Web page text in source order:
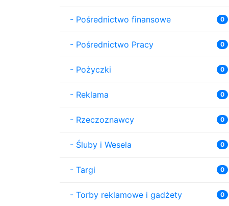
- Pośrednictwo finansowe 0
- Pośrednictwo Pracy 0
- Pożyczki 0
- Reklama 0
- Rzeczoznawcy 0
- Śluby i Wesela 0
- Targi 0
- Torby reklamowe i gadżety 0